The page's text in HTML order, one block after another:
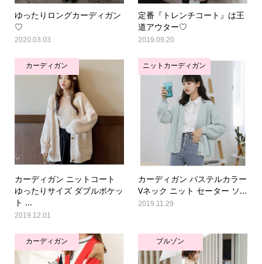
ゆったりロングカーディガン
♡
2020.03.03
定番『トレンチコート』は王
道アウター♡
2019.09.20
カーディガン
カーディガン ニットコート
ゆったりサイズ ダブルポケッ
ト ...
2019.12.01
ニットカーディガン
カーディガン パステルカラー
Vネック ニット セーター ソ...
2019.11.29
カーディガン ブルゾン